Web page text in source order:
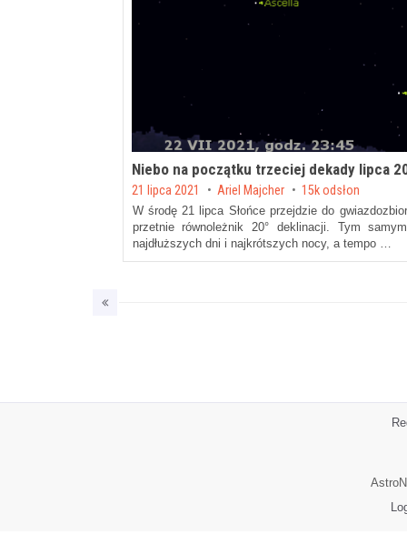
Niebo na początku trzeciej dekady lipca
Posted on
21 lipca 2021 by Ariel Majcher 15k odsłon
W środę 21 lipca Słońce przejdzie do
przetnie równoleżnik 20° deklinacji. Tym
najdłuższych dni i najkrótszych nocy, a tempo …